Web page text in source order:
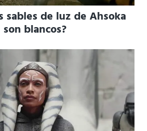
sables de luz de Ahsoka
son blancos?